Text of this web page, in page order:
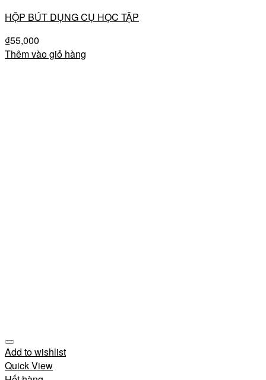
HỘP BÚT DỤNG CỤ HỌC TẬP
₫55,000
Thêm vào giỏ hàng
Add to wishlist
Quick View